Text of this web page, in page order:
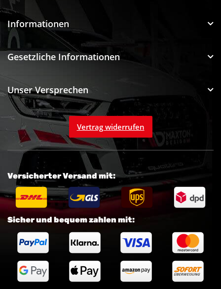
Informationen
Gesetzliche Informationen
Unser Versprechen
Vertrag widerrufen
Sicher und bequem zahlen mit:
Versicherter Versand mit: